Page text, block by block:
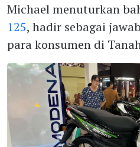
Michael menuturkan
125, hadir sebagai
para konsumen di